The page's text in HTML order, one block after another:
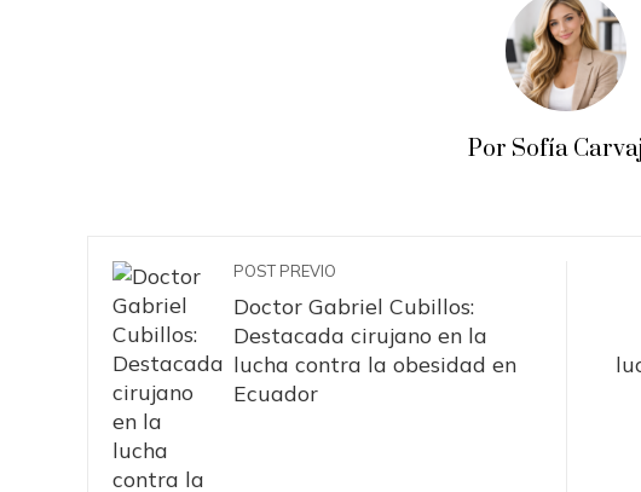
Por Sofía
POST PREVIO
Doctor Gabriel Cubillos:
Destacada cirujano en la
lucha contra la obesidad en
Ecuador